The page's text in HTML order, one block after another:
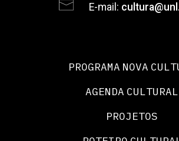
E-mail:
PROGRAMA NOVA
AGENDA CULTURAL
PROJETOS